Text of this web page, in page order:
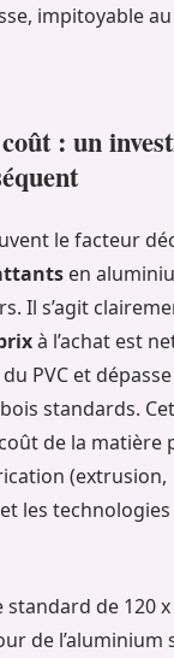
impitoyable
: un
le facteur
en
Il s’agit
à l’achat est
PVC et
standards.
de la matière
(extrusion,
les technologies
de 120 x
de l’aluminium